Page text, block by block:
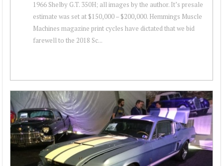
1966 Shelby G.T. 350H; all images by the author. It’s presale
estimate was set at $150,000 – $200,000. Hemmings Muscle
Machines magazine print cycles have dictated that we bid
farewell to the 2018 Sc...